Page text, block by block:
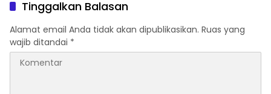
Tinggalkan Balasan
Alamat email Anda tidak akan dipublikasikan. Ruas yang
wajib ditandai *